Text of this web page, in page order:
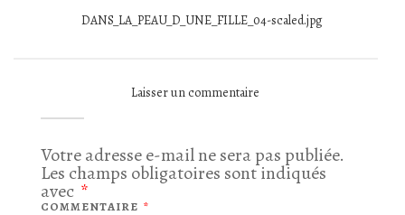
DANS_LA_PEAU_D_UNE_FILLE_04-scaled.jpg
Laisser un commentaire
Votre adresse e-mail ne sera pas publiée.
Les champs obligatoires sont indiqués
avec *
COMMENTAIRE *